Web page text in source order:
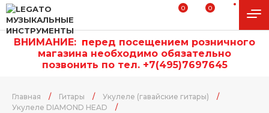
0 0
ВНИМАНИЕ: перед посещением розничного
магазина необходимо обязательно
позвонить по тел. +7(495)7697645
Главная / Гитары / Укулеле (гавайские гитары)
/
Укулеле DIAMOND HEAD
/